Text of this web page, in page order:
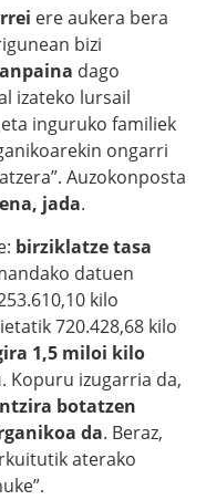
ere aukera bera
bizi
dago
izateko lursail
inguruko familiek
ongarri
Auzokonposta
jada.
birziklatze tasa
datuen
kilo
720.428,68 kilo
1,5 miloi kilo
. Kopuru izugarria da,
botatzen
da. Beraz,
aterako